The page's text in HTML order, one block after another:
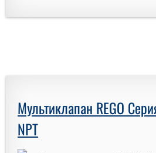
Мультиклапан REGO
NPT